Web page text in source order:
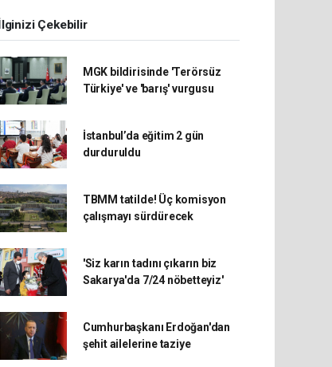
Çekebilir
MGK bildirisinde 'Terörsüz
Türkiye' ve 'barış' vurgusu
İstanbul’da eğitim 2 gün
durduruldu
TBMM tatilde! Üç komisyon
çalışmayı sürdürecek
'Siz karın tadını çıkarın biz
Sakarya'da 7/24 nöbetteyiz'
Cumhurbaşkanı Erdoğan'dan
şehit ailelerine taziye